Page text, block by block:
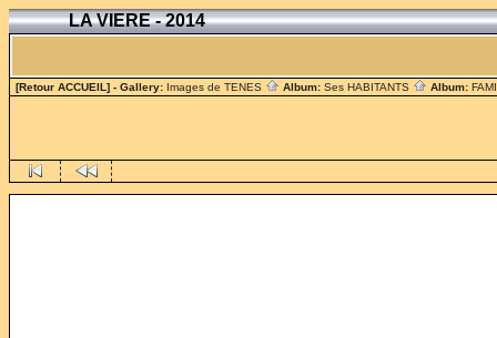
LA VIERE - 2014
[Retour ACCUEIL] - Gallery: Images de TENES Album: Ses HABITANTS Album: